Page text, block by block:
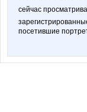
сейчас
посетившие